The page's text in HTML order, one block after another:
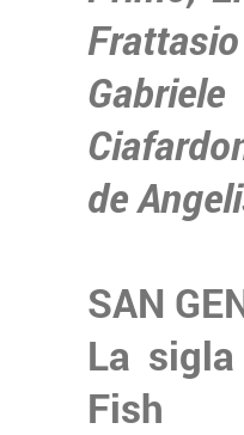
de
SAN
La
Fish